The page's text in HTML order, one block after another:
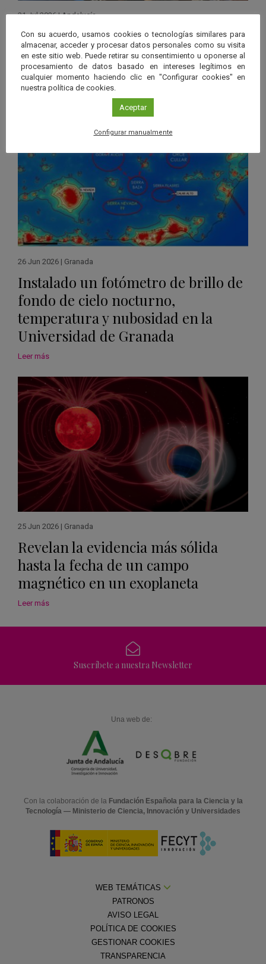
31 Jul 2026|Andalucía
Andalucía se prepara para el eclipse
solar de 2027, el primero total en la
región en más de un siglo
Leer más
26 Jun 2026 | Granada
Instalado un fotómetro de brillo de
fondo de cielo nocturno,
temperatura y nubosidad en la
Universidad de Granada
Leer más
25 Jun 2026 | Granada
Revelan la evidencia más sólida
hasta la fecha de un campo
magnético en un exoplaneta
Leer más
Suscríbete a nuestra Newsletter
Una web de:
Con la colaboración de la Fundación Española para la Ciencia y la
Tecnología — Ministerio de Ciencia, Innovación y Universidades
WEB TEMÁTICAS
PATRONOS
AVISO LEGAL
POLÍTICA DE COOKIES
GESTIONAR COOKIES
TRANSPARENCIA
Con su acuerdo, usamos cookies o tecnologías similares para
almacenar, acceder y procesar datos personales como su visita
en este sitio web. Puede retirar su consentimiento u oponerse al
procesamiento de datos basado en intereses legítimos en
cualquier momento haciendo clic en "Configurar cookies" en
nuestra política de cookies.
Aceptar
Configurar manualmente